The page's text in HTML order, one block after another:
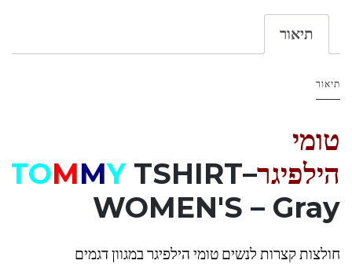
תיאור
תיאור
טומי
הילפיגר–
TOMMY TSHIRT
WOMEN'S – Gray
חולצות קצרות לנשים טומי הילפיגר במגוון דגמים